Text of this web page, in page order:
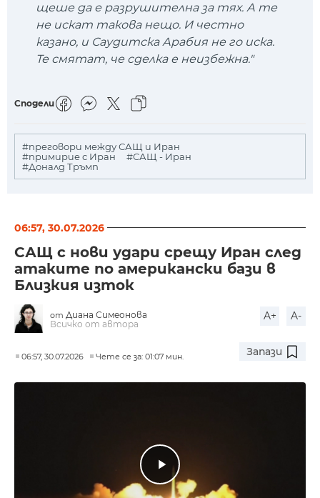
щеше да е разрушителна за тях. А те
не искат такова нещо. И честно
казано, и Саудитска Арабия не го иска.
Те смятат, че сделка е неизбежна."
Сподели
#преговори между САЩ и Иран
#примирие с Иран
#САЩ - Иран
#Доналд Тръмп
06:57, 30.07.2026
САЩ с нови удари срещу Иран след
атаките по американски бази в
Близкия изток
от Диана Симеонова
Всичко от автора
A+ A-
06:57, 30.07.2026 Чете се за: 01:07 мин. Запази